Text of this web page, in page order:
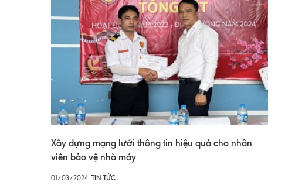
Xây dựng mạng lưới thông tin hiệu quả cho nhân
viên bảo vệ nhà máy
01/03/2024 TIN TỨC